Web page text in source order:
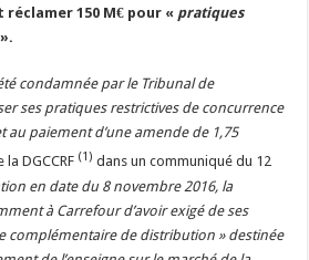
150 M€ pour « pratiques
condamnée par le Tribunal de
ses pratiques restrictives de concurrence
au paiement d’une amende de 1,75
DGCCRF (1) dans un communiqué du 12
en date du 8 novembre 2016, la
à Carrefour d’avoir exigé de ses
complémentaire de distribution » destinée